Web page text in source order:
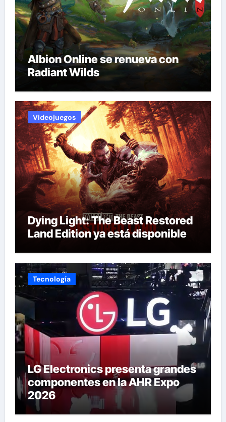
Albion Online se renueva con
Radiant Wilds
Videojuegos
Dying Light: The Beast Restored
Land Edition ya está disponible
Tecnología
LG Electronics presenta grandes
componentes en la AHR Expo
2026